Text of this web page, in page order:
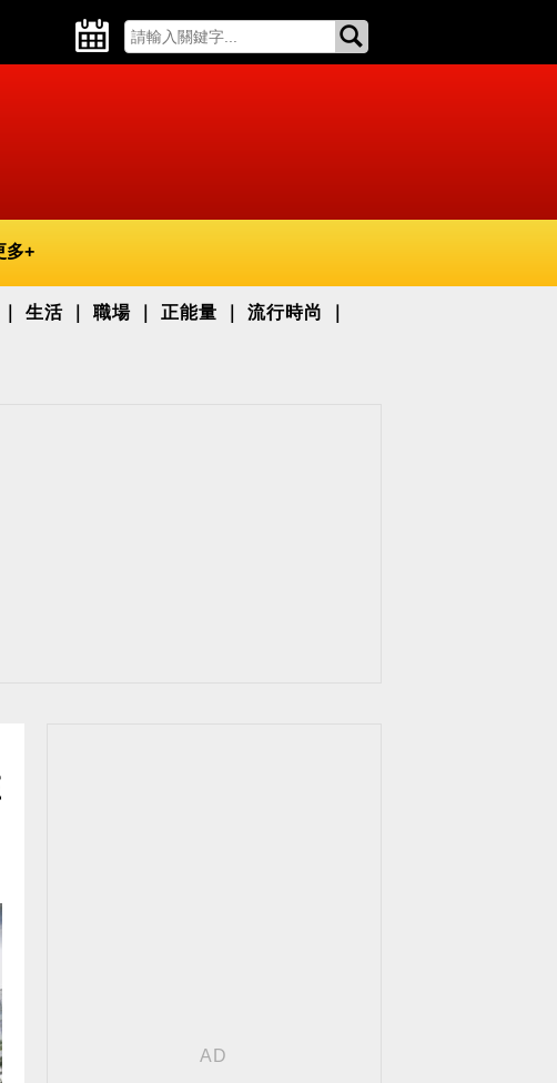
多+
生活 職場 正能量 流行時尚